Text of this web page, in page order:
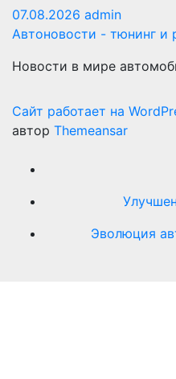
07.08.2026 admin
Автоновости - тюнинг и
Новости в мире
Сайт работает на
автор Themeansar
Эволюция